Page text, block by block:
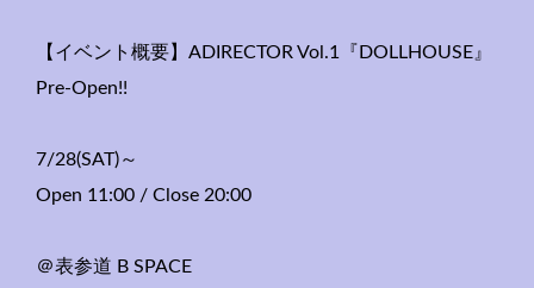
【イベント概要】ADIRECTOR Vol.1『DOLLHOUSE』
Pre-Open!!
7/28(SAT)～
Open 11:00 / Close 20:00
＠表参道 B SPACE